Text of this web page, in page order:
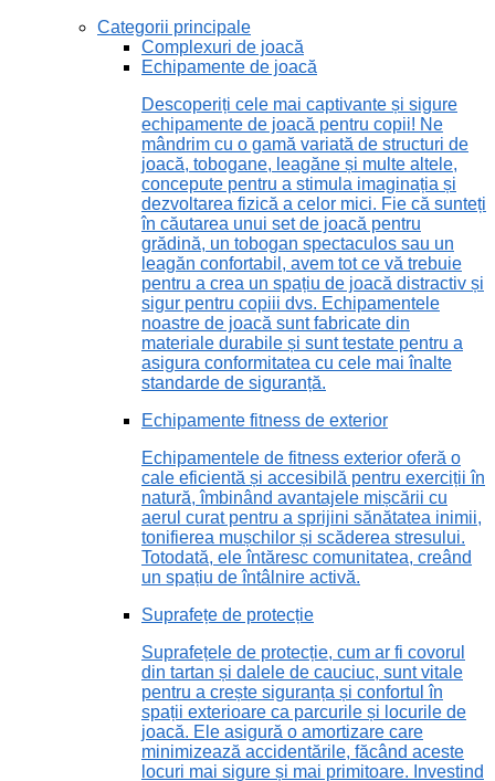
Categorii principale
Complexuri de joacă
Echipamente de joacă
Descoperiți cele mai captivante și sigure
echipamente de joacă pentru copii! Ne
mândrim cu o gamă variată de structuri de
joacă, tobogane, leagăne și multe altele,
concepute pentru a stimula imaginația și
dezvoltarea fizică a celor mici. Fie că sunteți
în căutarea unui set de joacă pentru
grădină, un tobogan spectaculos sau un
leagăn confortabil, avem tot ce vă trebuie
pentru a crea un spațiu de joacă distractiv și
sigur pentru copiii dvs. Echipamentele
noastre de joacă sunt fabricate din
materiale durabile și sunt testate pentru a
asigura conformitatea cu cele mai înalte
standarde de siguranță.
Echipamente fitness de exterior
Echipamentele de fitness exterior oferă o
cale eficientă și accesibilă pentru exerciții în
natură, îmbinând avantajele mișcării cu
aerul curat pentru a sprijini sănătatea inimii,
tonifierea mușchilor și scăderea stresului.
Totodată, ele întăresc comunitatea, creând
un spațiu de întâlnire activă.
Suprafețe de protecție
Suprafețele de protecție, cum ar fi covorul
din tartan și dalele de cauciuc, sunt vitale
pentru a crește siguranța și confortul în
spații exterioare ca parcurile și locurile de
joacă. Ele asigură o amortizare care
minimizează accidentările, făcând aceste
locuri mai sigure și mai primitoare. Investind